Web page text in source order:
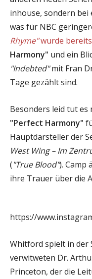
inhouse, sondern
was für NBC
Rhyme"wurde
Harmony" und ein
"Indebted"mit Fran
Tage gezählt sind.
Besonders leid tut es
"Perfect Harmony"
Hauptdarsteller der
West Wing – Im
("True Blood"). Camp
ihre Trauer über die
https://
Whitford spielt in der
verwitweten Dr.
Princeton, der die